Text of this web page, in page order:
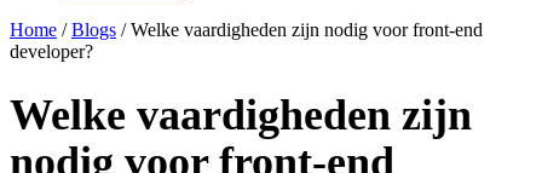
Home /Blogs /Welke vaardigheden zijn nodig voor front-end
developer?
Welke vaardigheden zijn
nodig voor front-end